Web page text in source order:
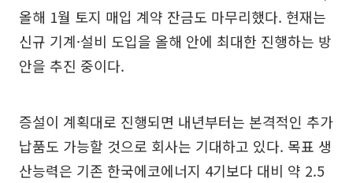
올해 1월 토지 매입 계약 잔금도 마무리했다. 현재는
신규 기계·설비 도입을 올해 안에 최대한 진행하는 방
안을 추진 중이다.
증설이 계획대로 진행되면 내년부터는 본격적인 추가
납품도 가능할 것으로 회사는 기대하고 있다. 목표 생
산능력은 기존 한국에코에너지 4기보다 대비 약 2.5